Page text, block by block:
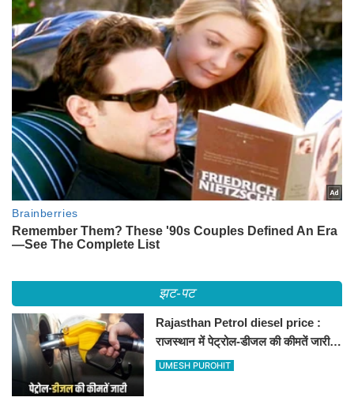
झट-पट
Rajasthan Petrol diesel price :
राजस्थान में पेट्रोल-डीजल की कीमतें जारी,
जानिए बीकानेर समेत पुरे प्रदेश में नए रेट
UMESH PUROHIT